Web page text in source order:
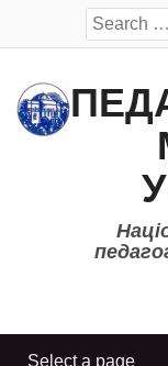
Search
for: